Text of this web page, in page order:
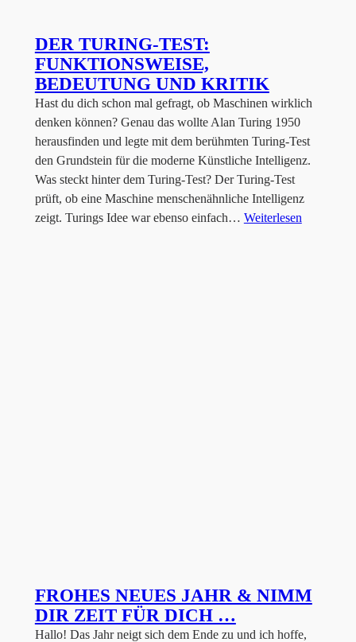
DER TURING-TEST:
FUNKTIONSWEISE,
BEDEUTUNG UND KRITIK
Hast du dich schon mal gefragt, ob Maschinen wirklich
denken können? Genau das wollte Alan Turing 1950
herausfinden und legte mit dem berühmten Turing-Test
den Grundstein für die moderne Künstliche Intelligenz.
Was steckt hinter dem Turing-Test? Der Turing-Test
prüft, ob eine Maschine menschenähnliche Intelligenz
zeigt. Turings Idee war ebenso einfach… Weiterlesen
FROHES NEUES JAHR & NIMM
DIR ZEIT FÜR DICH …
Hallo! Das Jahr neigt sich dem Ende zu und ich hoffe,